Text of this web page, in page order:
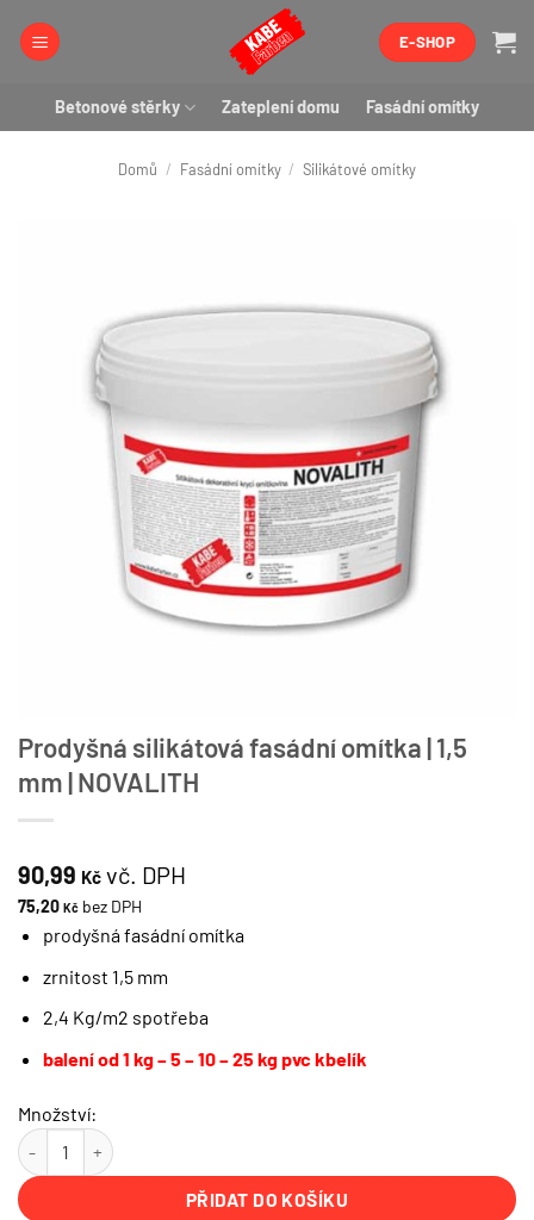
E-SHOP
Betonové stěrky Zateplení domu Fasádní omítky
Domů / Fasádní omítky / Silikátové omítky
Prodyšná silikátová fasádní omítka | 1,5
mm | NOVALITH
90,99 Kč vč. DPH
75,20 Kč bez DPH
prodyšná fasádní omítka
zrnitost 1,5 mm
2,4 Kg/m2 spotřeba
balení od 1 kg – 5 – 10 – 25 kg pvc kbelík
Množství:
Prodyšná silikátová fasádní omítka | 1,5 mm | NOVALITH množství
PŘIDAT DO KOŠÍKU